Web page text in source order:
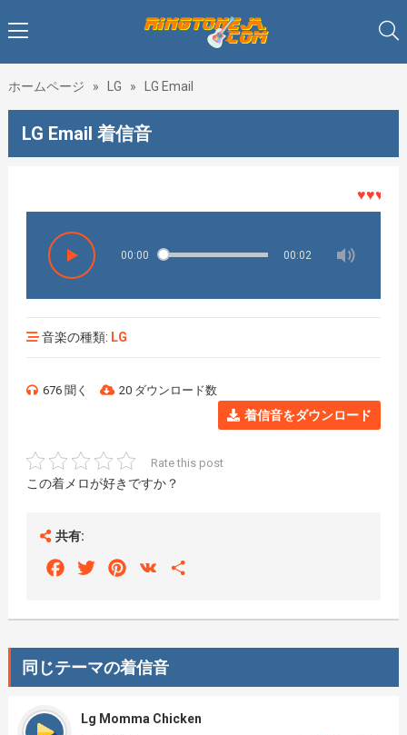
ホームページ » LG » LG Email
LG Email 着信音
♥♥♥着メ
00:00 00:02
音楽の種類: LG
676 聞く 20 ダウンロード数
着信音をダウンロード
Rate this post
この着メロが好きですか？
共有:
FacebookTwitterPinterest
VK
同じテーマの着信音
Lg Momma Chicken